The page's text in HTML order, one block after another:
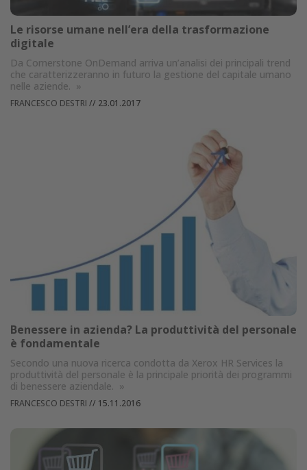
Le risorse umane nell’era della trasformazione
digitale
Da Cornerstone OnDemand arriva un’analisi dei principali trend
che caratterizzeranno in futuro la gestione del capitale umano
nelle aziende. »
FRANCESCO DESTRI // 23.01.2017
Benessere in azienda? La produttività del personale
è fondamentale
Secondo una nuova ricerca condotta da Xerox HR Services la
produttività del personale è la principale priorità dei programmi
di benessere aziendale. »
FRANCESCO DESTRI // 15.11.2016